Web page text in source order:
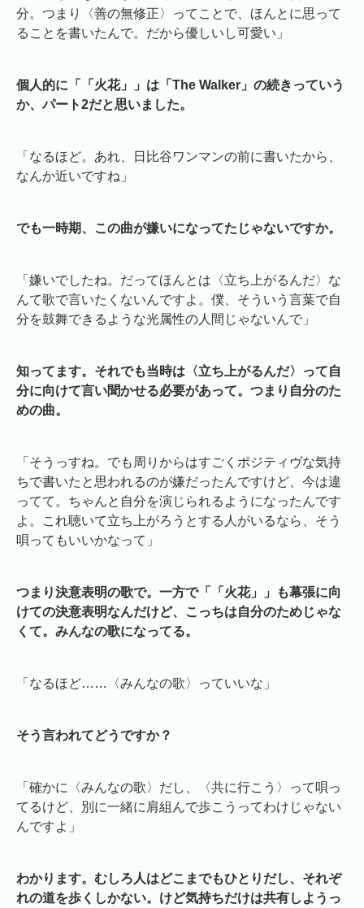
分。つまり〈善の無修正〉ってことで、ほんとに思って
ることを書いたんで。だから優しいし可愛い」
個人的に「「火花」」は「The Walker」の続きっていう
か、パート2だと思いました。
「なるほど。あれ、日比谷ワンマンの前に書いたから、
なんか近いですね」
でも一時期、この曲が嫌いになってたじゃないですか。
「嫌いでしたね。だってほんとは〈立ち上がるんだ〉な
んて歌で言いたくないんですよ。僕、そういう言葉で自
分を鼓舞できるような光属性の人間じゃないんで」
知ってます。それでも当時は〈立ち上がるんだ〉って自
分に向けて言い聞かせる必要があって。つまり自分のた
めの曲。
「そうっすね。でも周りからはすごくポジティヴな気持
ちで書いたと思われるのが嫌だったんですけど、今は違
ってて。ちゃんと自分を演じられるようになったんです
よ。これ聴いて立ち上がろうとする人がいるなら、そう
唄ってもいいかなって」
つまり決意表明の歌で。一方で「「火花」」も幕張に向
けての決意表明なんだけど、こっちは自分のためじゃな
くて。みんなの歌になってる。
「なるほど……〈みんなの歌〉っていいな」
そう言われてどうですか？
「確かに〈みんなの歌〉だし、〈共に行こう〉って唄っ
てるけど、別に一緒に肩組んで歩こうってわけじゃない
んですよ」
わかります。むしろ人はどこまでもひとりだし、それぞ
れの道を歩くしかない。けど気持ちだけは共有しようっ